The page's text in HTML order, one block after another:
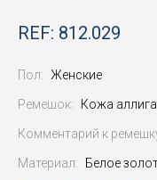
REF: 812.029
Пол: Женские
Ремешок: Кожа
Комментарий к
Материал:
Белое